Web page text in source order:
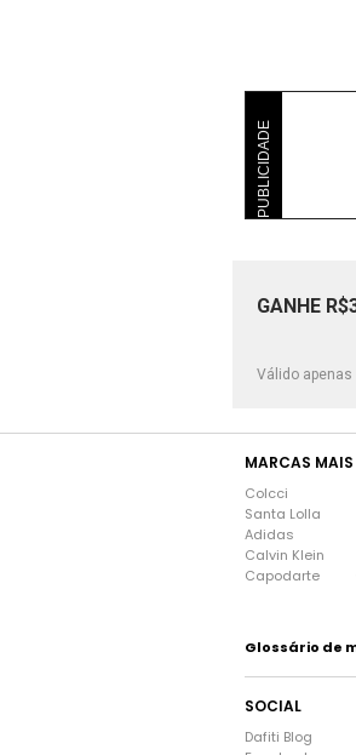
PUBLICIDADE
GANHE
Válido
MARCAS
Colcci
Santa Lolla
Adidas
Calvin Klein
Capodarte
Glossário de
SOCIAL
Dafiti Blog